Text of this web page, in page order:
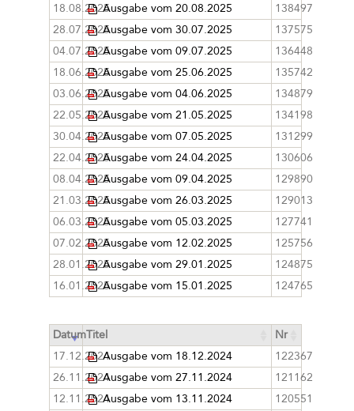
18.08.2025Ausgabe vom 20.08.2025
138497
28.07.2025Ausgabe vom 30.07.2025
137575
04.07.2025Ausgabe vom 09.07.2025
136448
18.06.2025Ausgabe vom 25.06.2025
135742
03.06.2025Ausgabe vom 04.06.2025
134879
22.05.2025Ausgabe vom 21.05.2025
134198
30.04.2025Ausgabe vom 07.05.2025
131299
22.04.2025Ausgabe vom 24.04.2025
130606
08.04.2025Ausgabe vom 09.04.2025
129890
21.03.2025Ausgabe vom 26.03.2025
129013
06.03.2025Ausgabe vom 05.03.2025
127741
07.02.2025Ausgabe vom 12.02.2025
125756
28.01.2025Ausgabe vom 29.01.2025
124875
16.01.2025Ausgabe vom 15.01.2025 124765
DatumTitel
Nr
17.12.2024Ausgabe vom 18.12.2024
122367
26.11.2024Ausgabe vom 27.11.2024
121162
12.11.2024Ausgabe vom 13.11.2024
120551